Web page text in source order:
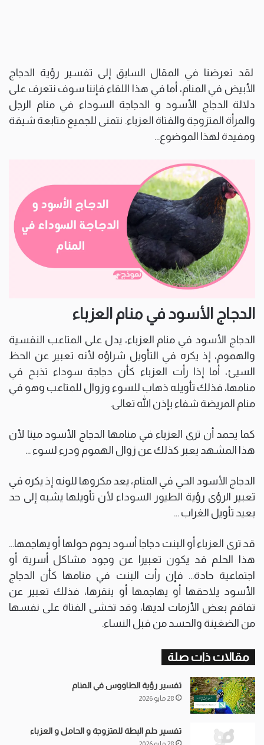
لقد تعرضنا في المقال السابق إلى تفسير رؤية الدجاج
الأبيض في المنام، أما في هذا اللقاء فإننا سوف نتعرف على
دلالة الدجاج الأسود و الدجاجة السوداء في منام الرجل
والمرأة المتزوجة والفتاة العزباء. نتمنى للجميع متابعة شيقة
ومفيدة لهذا الموضوع…
الدجاج الأسود في منام العزباء
الدجاج الأسود في منام العزباء، يدل على المتاعب النفسية
والهموم، إذ يكره في التأويل شراؤه لأنه تعبير عن الحظ
السيئ، أما إذا رأت العزباء كأن دجاجة سوداء تذبح في
منامها، فذلك تأويله ذهاب للسوء وزوال للمتاعب وهو في
منام المريضة شفاء بإذن الله تعالى.
كما يحمد أن ترى العزباء في منامها الدجاج الأسود ميتا لأن
هذا المشهد يعبر كذلك عن زوال الهموم ودرء لسوء …
الدجاج الأسود الحي في المنام، يعد مكروها للونه إذ يكره في
تعبير الرؤى رؤية الطيور السوداء لأن تأويلها يشبه إلى حد
بعيد تأويل الغراب …
قد ترى العزباء أو البنت دجاجا أسود يحوم حولها أو يهاجمها…
هذا الحلم قد يكون تعبيرا عن وجود مشاكل أسرية أو
اجتماعية حادة… فإن رأت البنت في منامها كأن الدجاج
الأسود يلاحقها أو يهاجمها أو ينقرها، فذلك تعبير عن
تفاقم بعض الأزمات لديها، وقد تخشى الفتاة على نفسها
من الضغينة والحسد من قبل النساء.
مقالات ذات صلة
تفسير رؤية الطاووس في المنام
28 مايو 2026
تفسير حلم البطة للمتزوجة و الحامل و العزباء